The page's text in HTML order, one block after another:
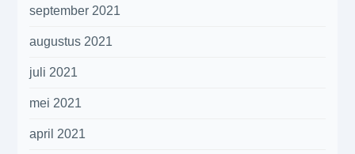
september 2021
augustus 2021
juli 2021
mei 2021
april 2021